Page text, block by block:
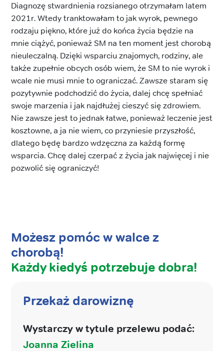
Diagnozę stwardnienia rozsianego otrzymałam latem
2021r. Wtedy tranktowałam to jak wyrok, pewnego
rodzaju piękno, które już do końca życia będzie na
mnie ciążyć, ponieważ SM na ten moment jest chorobą
nieuleczalną. Dzięki wsparciu znajomych, rodziny, ale
także zupełnie obcych osób wiem, że SM to nie wyrok i
wcale nie musi mnie to ograniczać. Zawsze staram się
pozytywnie podchodzić do życia, dalej chcę spełniać
swoje marzenia i jak najdłużej cieszyć się zdrowiem.
Nie zawsze jest to jednak łatwe, ponieważ leczenie jest
kosztowne, a ja nie wiem, co przyniesie przyszłość,
dlatego będę bardzo wdzęczna za każdą formę
wsparcia. Chcę dalej czerpać z życia jak najwięcej i nie
pozwolić się ograniczyć!
Możesz pomóc w walce z
chorobą!
Każdy kiedyś potrzebuje dobra!
Przekaż darowiznę
Wystarczy w tytule przelewu podać:
Joanna Zielina